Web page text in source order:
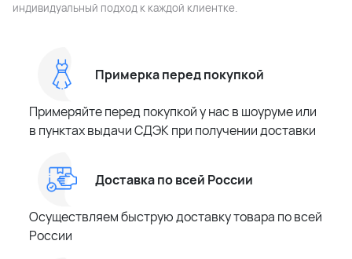
индивидуальный подход к каждой клиентке.
Примерка перед покупкой
Примеряйте перед покупкой у нас в шоуруме или
в пунктах выдачи СДЭК при получении доставки
Доставка по всей России
Осуществляем быструю доставку товара по всей
России